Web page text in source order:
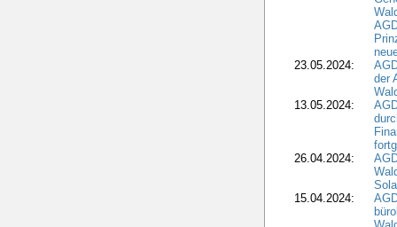
23.05.2024:
der
13.05.2024:
26.04.2024:
15.04.2024: